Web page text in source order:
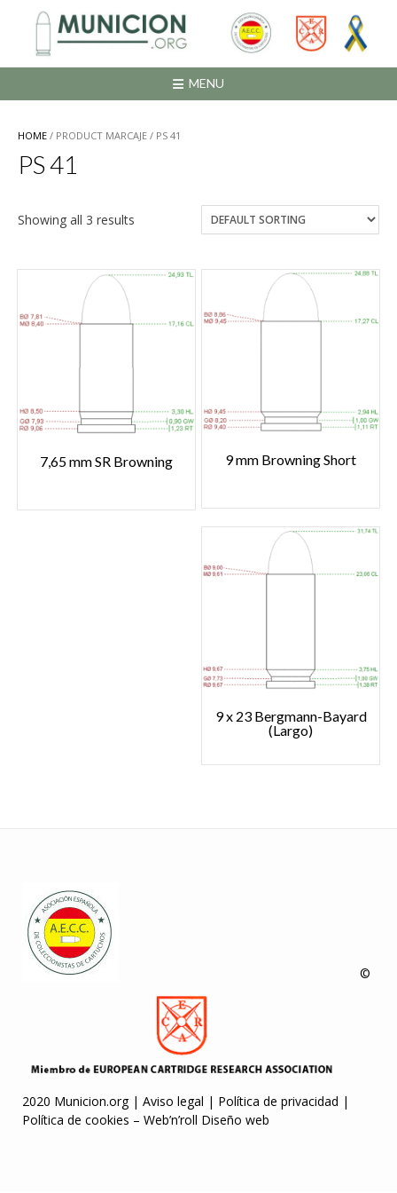
contenido
MENU
HOME / PRODUCT MARCAJE / PS 41
PS 41
Showing all 3 results
7,65 mm SR Browning 9 mm Browning Short
9 x 23 Bergmann-Bayard
(Largo)
©
2020 Municion.org | Aviso legal | Política de privacidad |
Política de cookies – Web’n’roll Diseño web